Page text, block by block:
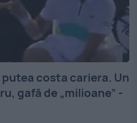
costa cariera. Un
gafă de „milioane” -